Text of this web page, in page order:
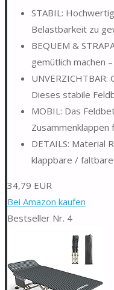
STABIL:
Belastbarkeit zu
BEQUEM &
gemütlich machen
Dieses stabile
MOBIL: Das
Zusammenklappen
DETAILS: Material
klappbare /
34,79 EUR
Bei Amazon kaufen
Bestseller Nr. 4